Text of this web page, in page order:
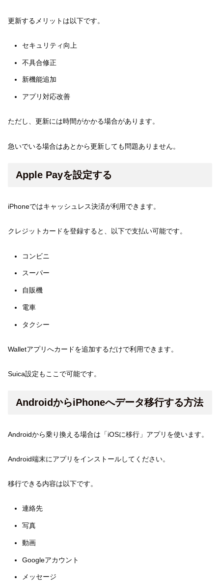
更新するメリットは以下です。
セキュリティ向上
不具合修正
新機能追加
アプリ対応改善
ただし、更新には時間がかかる場合があります。
急いでいる場合はあとから更新しても問題ありません。
Apple Payを設定する
iPhoneではキャッシュレス決済が利用できます。
クレジットカードを登録すると、以下で支払い可能です。
コンビニ
スーパー
自販機
電車
タクシー
Walletアプリへカードを追加するだけで利用できます。
Suica設定もここで可能です。
AndroidからiPhoneへデータ移行する方法
Androidから乗り換える場合は「iOSに移行」アプリを使います。
Android端末にアプリをインストールしてください。
移行できる内容は以下です。
連絡先
写真
動画
Googleアカウント
メッセージ